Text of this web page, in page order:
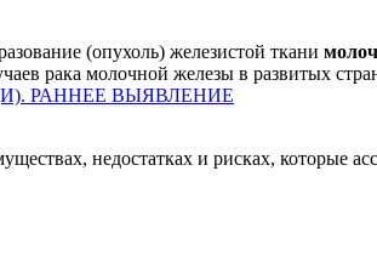
(опухоль) железистой ткани
рака молочной железы в развитых
РАННЕЕ ВЫЯВЛЕНИЕ
недостатках и рисках, которые